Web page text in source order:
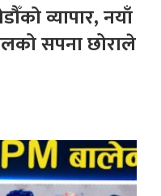
व्यापार, नयाँ
सपना छोराले